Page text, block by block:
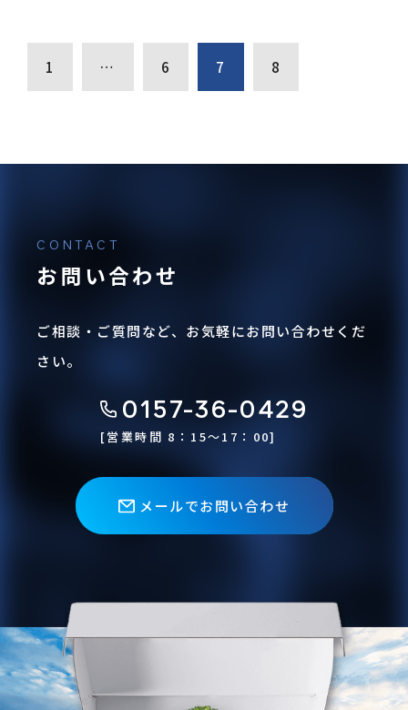
1 … 6 7 8
お問い合わせ
ご相談・ご質問など、お気軽にお問い合わせくだ
さい。
0157-36-0429
[営業時間 8：15〜17：00]
メールでお問い合わせ